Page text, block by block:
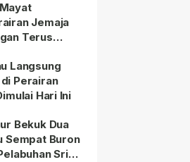
Jemaja
Terus
Langsung
Perairan
Hari Ini
Bekuk Dua
Sempat Buron
Sri